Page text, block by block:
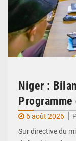
Niger :
6 août 2026
Sur directive du